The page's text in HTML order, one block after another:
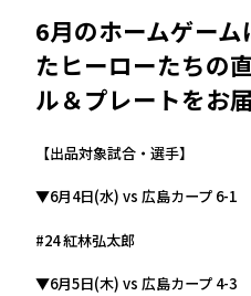
6月のホームゲー
たヒーローたちの
ル＆プレートをお
【出品対象試合・選手】
▼6月4日(水) vs 広島カープ 6-1
#24 紅林弘太郎
▼6月5日(木) vs 広島カープ 4-3